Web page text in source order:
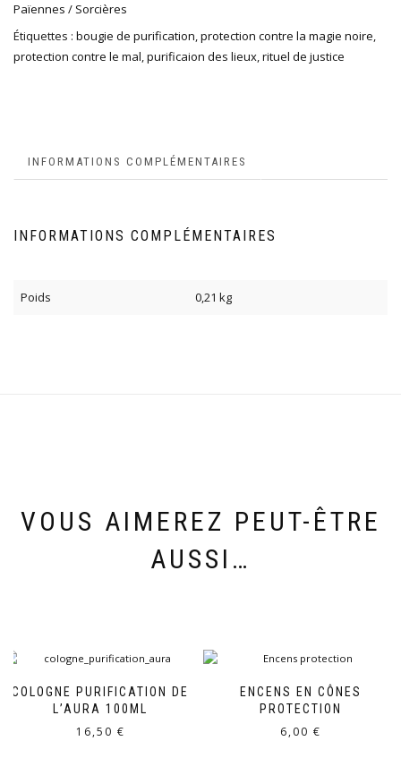
Païennes / Sorcières
Étiquettes : bougie de purification,protection contre la magie noire,
protection contre le mal,purificaion des lieux,rituel de justice
INFORMATIONS COMPLÉMENTAIRES
INFORMATIONS COMPLÉMENTAIRES
Poids 0,21 kg
VOUS AIMEREZ PEUT-ÊTRE
AUSSI…
COLOGNE PURIFICATION DE
L’AURA 100ML
16,50 €
ENCENS EN CÔNES
PROTECTION
6,00 €